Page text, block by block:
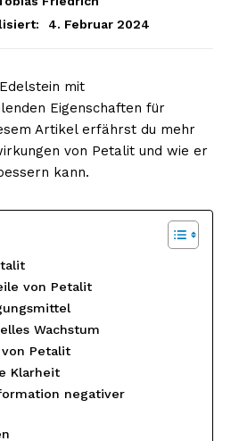
4. Februar 2024
mit
Eigenschaften für
Artikel erfährst du mehr
von Petalit und wie er
kann.
von Petalit
Wachstum
Petalit
Klarheit
negativer